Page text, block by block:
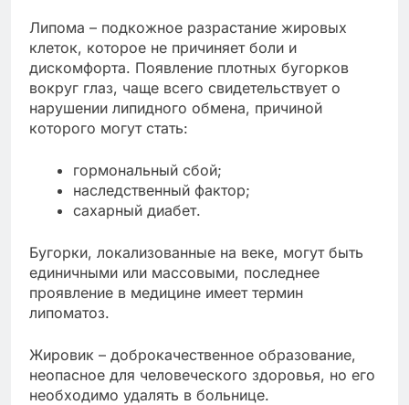
Липома – подкожное разрастание жировых
клеток, которое не причиняет боли и
дискомфорта. Появление плотных бугорков
вокруг глаз, чаще всего свидетельствует о
нарушении липидного обмена, причиной
которого могут стать:
гормональный сбой;
наследственный фактор;
сахарный диабет.
Бугорки, локализованные на веке, могут быть
единичными или массовыми, последнее
проявление в медицине имеет термин
липоматоз.
Жировик – доброкачественное образование,
неопасное для человеческого здоровья, но его
необходимо удалять в больнице.